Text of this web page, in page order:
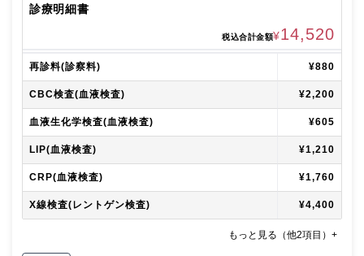
診療明細書
税込合計金額¥14,520
再診料(診察料) ¥880
CBC検査(血液検査) ¥2,200
血液生化学検査(血液検査) ¥605
LIP(血液検査) ¥1,210
CRP(血液検査) ¥1,760
X線検査(レントゲン検査) ¥4,400
もっと見る（他2項目）+